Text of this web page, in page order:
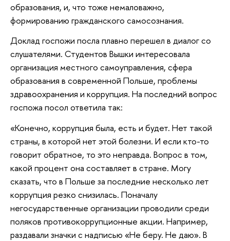
образования, и, что тоже немаловажно,
формированию гражданского самосознания.
Доклад госпожи посла плавно перешел в диалог со
слушателями. Студентов Вышки интересовала
организация местного самоуправления, сфера
образования в современной Польше, проблемы
здравоохранения и коррупция. На последний вопрос
госпожа посол ответила так:
«Конечно, коррупция была, есть и будет. Нет такой
страны, в которой нет этой болезни. И если кто-то
говорит обратное, то это неправда. Вопрос в том,
какой процент она составляет в стране. Могу
сказать, что в Польше за последние несколько лет
коррупция резко снизилась. Поначалу
негосударственные организации проводили среди
поляков противокоррупционные акции. Например,
раздавали значки с надписью «Не беру. Не даю». В